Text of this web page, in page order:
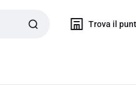
Trova il